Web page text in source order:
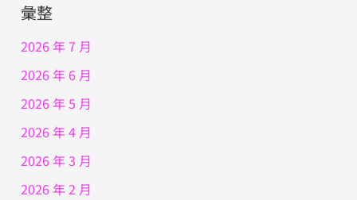
彙整
2026 年 7 月
2026 年 6 月
2026 年 5 月
2026 年 4 月
2026 年 3 月
2026 年 2 月